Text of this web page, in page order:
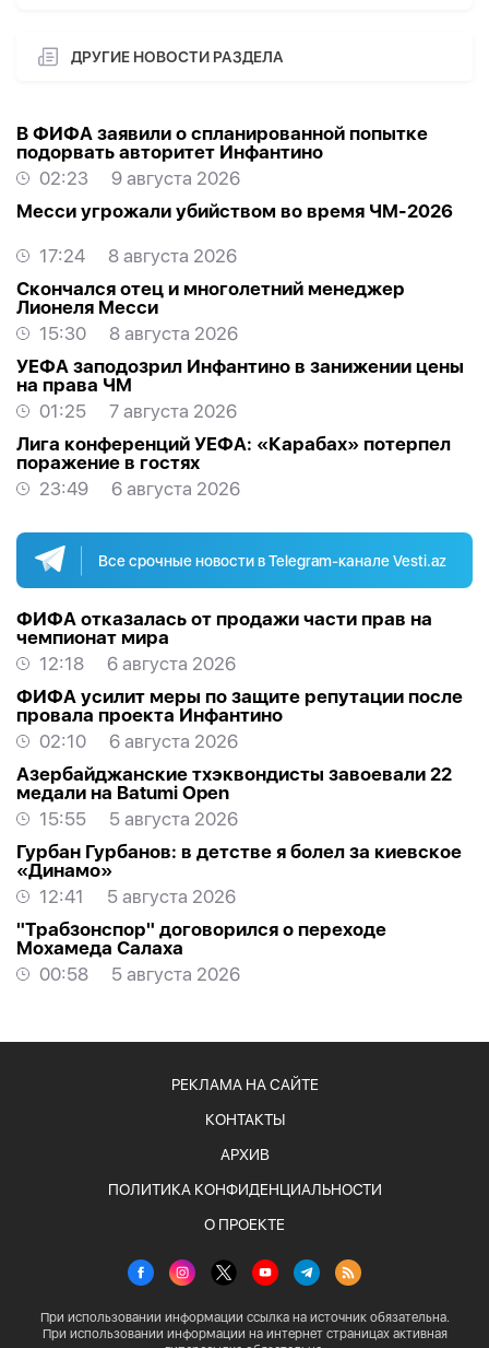
ДРУГИЕ НОВОСТИ РАЗДЕЛА
В ФИФА заявили о спланированной попытке
подорвать авторитет Инфантино
02:23
9 августа 2026
Месси угрожали убийством во время ЧМ-2026
17:24
8 августа 2026
Скончался отец и многолетний менеджер
Лионеля Месси
15:30
8 августа 2026
УЕФА заподозрил Инфантино в занижении цены
на права ЧМ
01:25
7 августа 2026
Лига конференций УЕФА: «Карабах» потерпел
поражение в гостях
23:49
6 августа 2026
Все срочные новости в Telegram-канале Vesti.az
ФИФА отказалась от продажи части прав на
чемпионат мира
12:18
6 августа 2026
ФИФА усилит меры по защите репутации после
провала проекта Инфантино
02:10
6 августа 2026
Азербайджанские тхэквондисты завоевали 22
медали на Batumi Open
15:55
5 августа 2026
Гурбан Гурбанов: в детстве я болел за киевское
«Динамо»
12:41
5 августа 2026
"Трабзонспор" договорился о переходе
Мохамеда Салаха
00:58
5 августа 2026
РЕКЛАМА НА САЙТЕ
КОНТАКТЫ
АРХИВ
ПОЛИТИКА КОНФИДЕНЦИАЛЬНОСТИ
О ПРОЕКТЕ
При использовании информации ссылка на источник обязательна.
При использовании информации на интернет страницах активная